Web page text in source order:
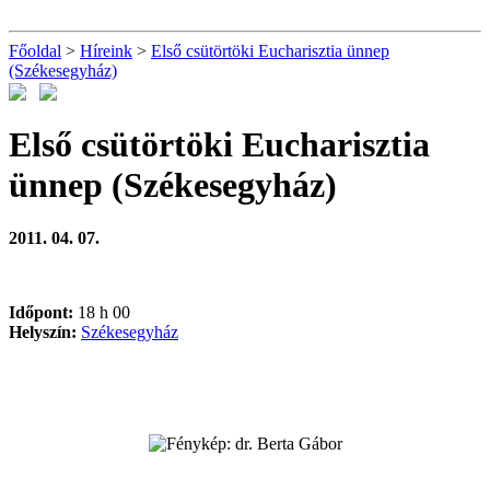
Főoldal > Híreink > Első csütörtöki Eucharisztia ünnep
(Székesegyház)
Első csütörtöki Eucharisztia
ünnep (Székesegyház)
2011. 04. 07.
Időpont: 18 h 00
Helyszín: Székesegyház